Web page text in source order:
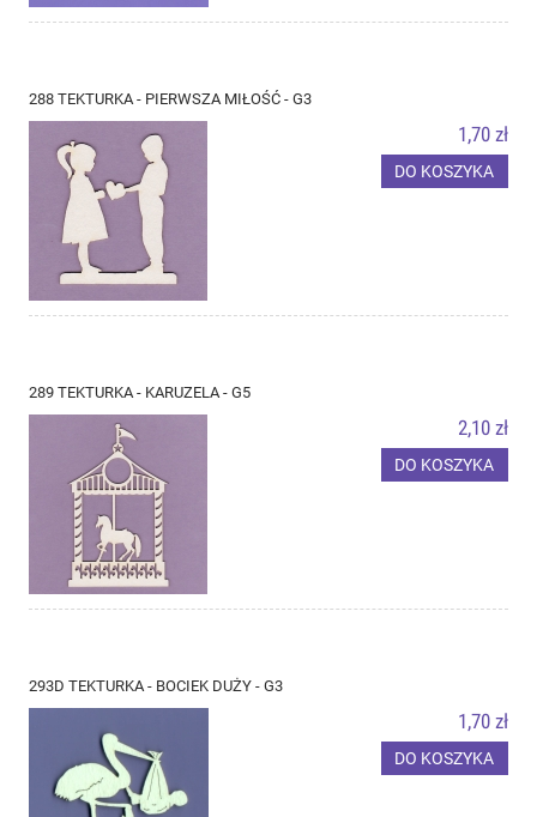
288 TEKTURKA - PIERWSZA MIŁOŚĆ - G3
1,70 zł
DO KOSZYKA
289 TEKTURKA - KARUZELA - G5
2,10 zł
DO KOSZYKA
293D TEKTURKA - BOCIEK DUŻY - G3
1,70 zł
DO KOSZYKA